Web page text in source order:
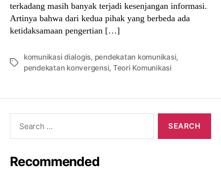
terkadang masih banyak terjadi kesenjangan informasi.
Artinya bahwa dari kedua pihak yang berbeda ada
ketidaksamaan pengertian […]
Tags
komunikasi dialogis, pendekatan komunikasi,
pendekatan konvergensi, Teori Komunikasi
Recommended